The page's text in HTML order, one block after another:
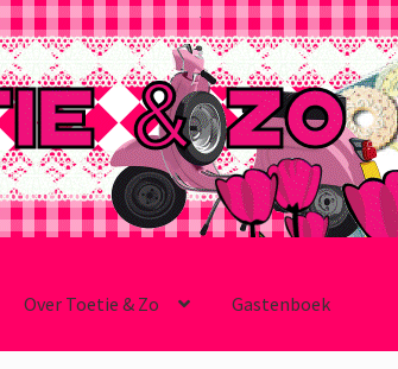
Over Toetie & Zo Gastenboek